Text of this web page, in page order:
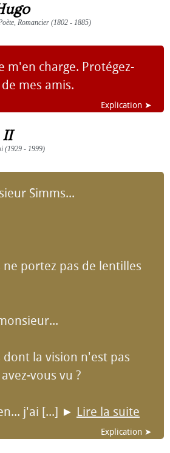
Romancier (1802 - 1885)
m'en charge. Protégez-
mes amis.
Explication ➤
II
(1929 - 1999)
Simms...
ne portez pas de lentilles
dont la vision n'est pas
vous vu ?
j'ai [...] ► Lire la suite
Explication ➤